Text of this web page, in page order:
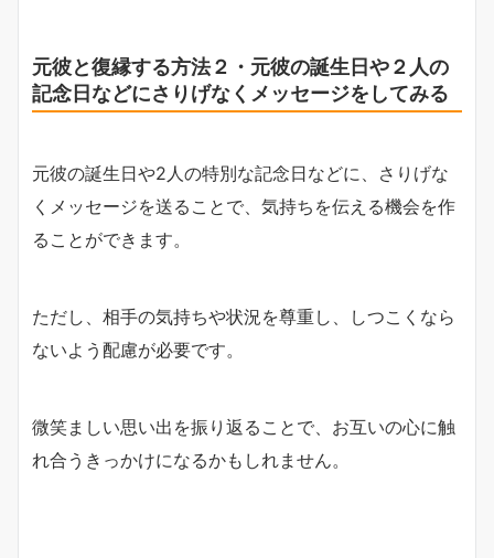
元彼と復縁する方法２・元彼の誕生日や２人の
記念日などにさりげなくメッセージをしてみる
元彼の誕生日や2人の特別な記念日などに、さりげな
くメッセージを送ることで、気持ちを伝える機会を作
ることができます。
ただし、相手の気持ちや状況を尊重し、しつこくなら
ないよう配慮が必要です。
微笑ましい思い出を振り返ることで、お互いの心に触
れ合うきっかけになるかもしれません。